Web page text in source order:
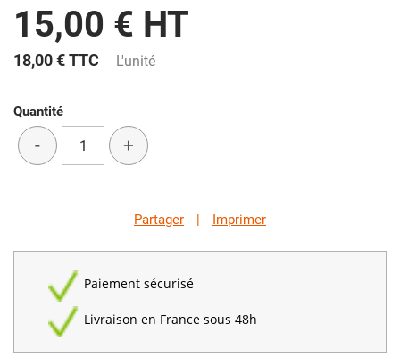
15,00 € HT
18,00 €TTC L'unité
Quantité
- +
Partager | Imprimer
Paiement sécurisé
Livraison en France sous 48h